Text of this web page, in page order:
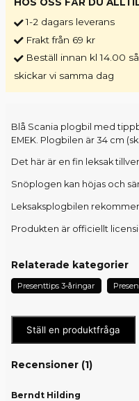
HOS OSS FÅR DU
1-2 dagars leverans
Frakt från 69 kr
Beställ innan kl 14.00 så
skickar vi samma dag
Blå Scania plogbil med
EMEK. Plogbilen är 34 cm
Det här är en fin leksak
Snöplogen kan höjas och
Leksaksplogbilen
Produkten är officiellt
Relaterade kategorier
Presenttips 3-åringar
Ställ en produktfråga
Recensioner (1)
Berndt Hilding